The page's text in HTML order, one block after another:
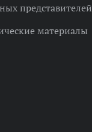
представителей
материалы